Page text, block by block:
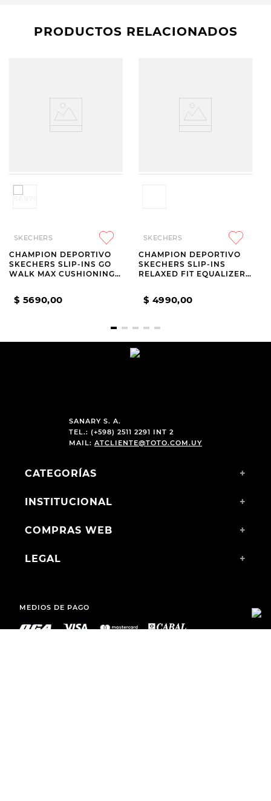
PRODUCTOS RELACIONADOS
SKECHERS
CHAMPION DEPORTIVO
SKECHERS SLIP-INS GO
WALK MAX CUSHIONING
$ 5690,00
SKECHERS
CHAMPION DEPORTIVO
SKECHERS SLIP-INS
RELAXED FIT EQUALIZER
$ 4990,00
SANARY S. A.
TEL.: (+598) 2511 2291 INT 2
MAIL: ATCLIENTE@TOTO.COM.UY
CATEGORÍAS +
INSTITUCIONAL +
COMPRAS WEB +
LEGAL +
MEDIOS DE PAGO